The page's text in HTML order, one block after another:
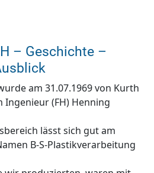
– Geschichte –
am 31.07.1969 von Kurth
(FH) Henning
lässt sich gut am
B-S-Plastikverarbeitung